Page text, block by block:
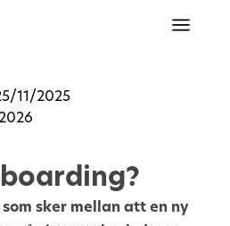
11/2025
sker mellan att en ny